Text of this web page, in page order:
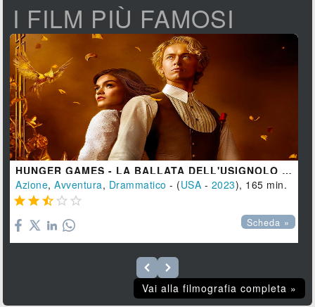
I FILM PIÙ FAMOSI
HUNGER GAMES - LA BALLATA DELL'USIGNOLO E DEL SERPENTE
Azione,Avventura, Drammatico - (USA - 2023), 165 min.
    
Scheda »
Vai alla filmografia completa »